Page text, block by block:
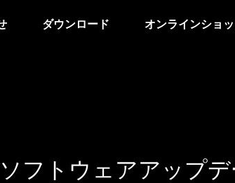
ダウンロード オンラインショ
ソフトウェアアップデ